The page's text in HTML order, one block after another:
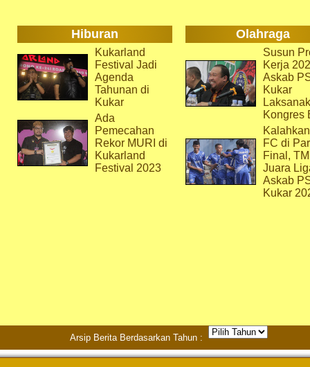
Hiburan Olahraga
Kukarland
Festival Jadi
Agenda
Tahunan di
Kukar
Ada
Pemecahan
Rekor MURI di
Kukarland
Festival 2023
Susun
Kerja
Askab
Kukar
Kongres
FC di
Final,
Juara
Askab
Kukar
Arsip Berita Berdasarkan Tahun :